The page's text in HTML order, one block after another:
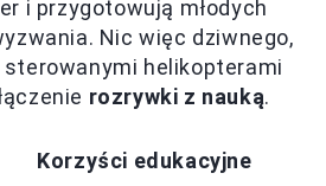
i przygotowują młodych
Nic więc dziwnego,
sterowanymi helikopterami
rozrywki z nauką.
Korzyści edukacyjne